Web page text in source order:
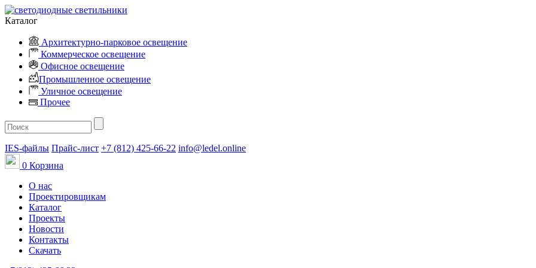
Каталог
Архитектурно-парковое освещение
Коммерческое освещение
Офисное освещение
Промышленное освещение
Уличное освещение
Прочее
IES-файлы Прайс-лист +7 (812) 425-66-22 info@ledel.online
0 Корзина
О нас
Проектировщикам
Каталог
Проекты
Новости
Контакты
Скачать